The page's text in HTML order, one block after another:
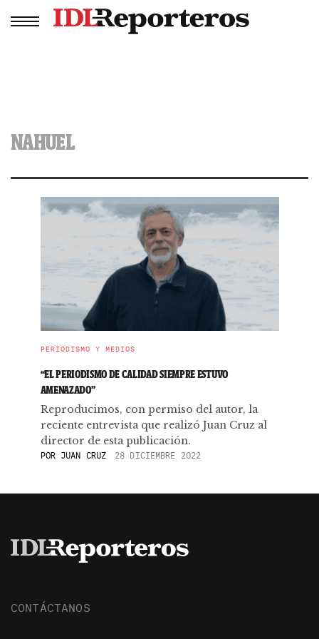
NAHUEL
PERIODISMO Y MEDIOS
“EL PERIODISMO DE CALIDAD SIEMPRE ESTUVO
AMENAZADO”
Reproducimos, con permiso del autor, la
reciente entrevista que realizó Juan Cruz al
director de esta publicación.
PORJUAN CRUZ 28 DICIEMBRE 2022
CONTÁCTANOS